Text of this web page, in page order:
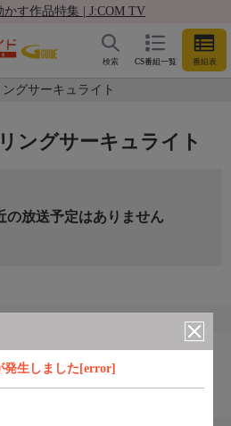
かす作品特集 | J:COM TV
CS番組一覧 番組表
検索
グサーキュライト
発生しました[error]
ングサーキュライト
の放送予定はありません
番組